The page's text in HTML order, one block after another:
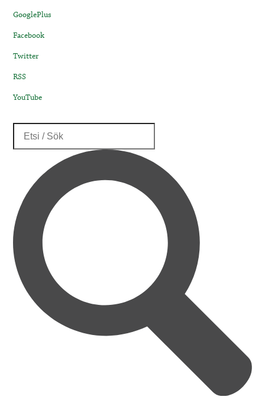
GooglePlus
Facebook
Twitter
RSS
YouTube